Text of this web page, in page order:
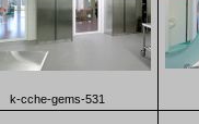
k-cche-gems-531